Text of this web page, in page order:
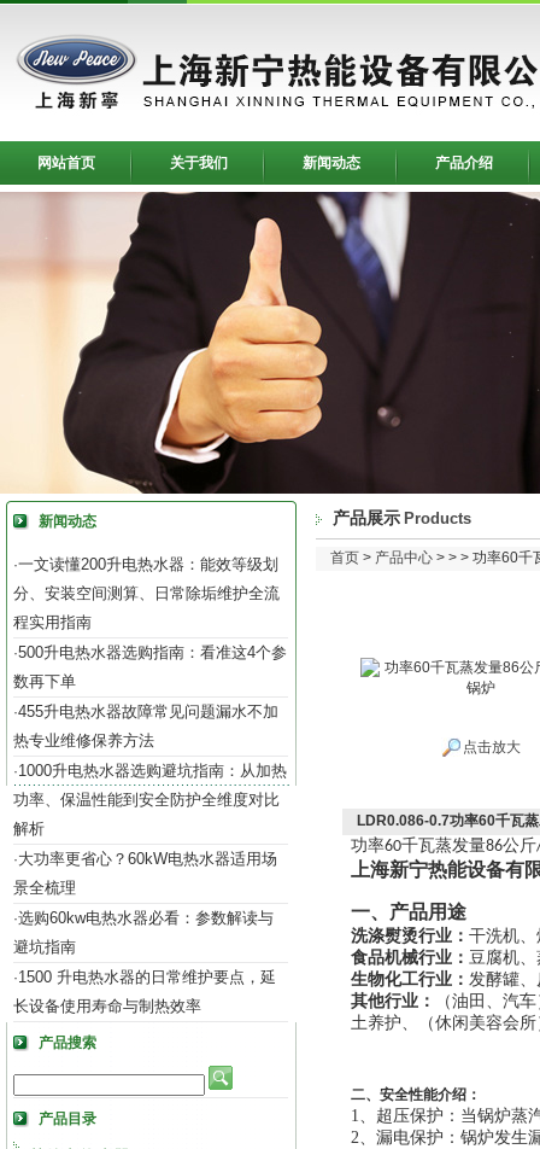
网站首页 关于我们 新闻动态 产品介绍
新闻动态
·一文读懂200升电热水器：能效等级划
分、安装空间测算、日常除垢维护全流
程实用指南
·500升电热水器选购指南：看准这4个参
数再下单
·455升电热水器故障常见问题漏水不加
热专业维修保养方法
·1000升电热水器选购避坑指南：从加热
功率、保温性能到安全防护全维度对比
解析
·大功率更省心？60kW电热水器适用场
景全梳理
·选购60kw电热水器必看：参数解读与
避坑指南
·1500 升电热水器的日常维护要点，延
长设备使用寿命与制热效率
产品搜索
产品目录
产品展示 Products
首页 > 产品中心 > > > 功率60千
点击放大
LDR0.086-0.7功率60千瓦
功率60千瓦蒸发量86公斤
上海新宁热能设备有
一、产品用途
洗涤熨烫行业： 干洗机
食品机械行业： 豆腐机
生物化工行业： 发酵罐
其他行业：
（油田、汽
土养护、（休闲美容会
二、安全性能介绍：
1、 超压保护：当锅炉蒸
2、 漏电保护：锅炉发生